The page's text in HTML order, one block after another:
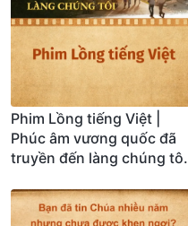
Phim Lồng tiếng Việt |
Phúc âm vương quốc đã
truyền đến làng chúng tôi